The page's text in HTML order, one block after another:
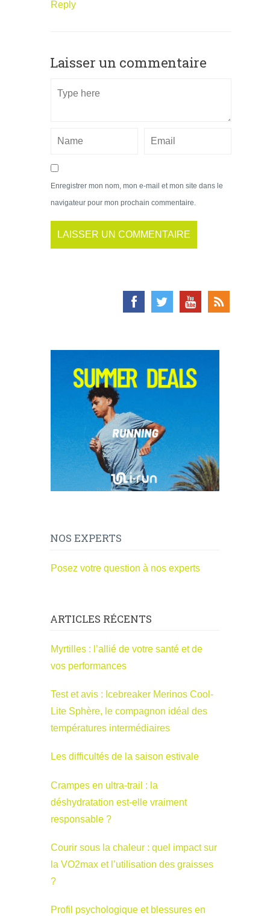
Reply
Laisser un commentaire
Enregistrer mon nom, mon e-mail et mon site dans le
navigateur pour mon prochain commentaire.
NOS EXPERTS
Posez votre question à nos experts
ARTICLES RÉCENTS
Myrtilles : l’allié de votre santé et de
vos performances
Test et avis : Icebreaker Merinos Cool-
Lite Sphère, le compagnon idéal des
températures intermédiaires
Les difficultés de la saison estivale
Crampes en ultra-trail : la
déshydratation est-elle vraiment
responsable ?
Courir sous la chaleur : quel impact sur
la VO2max et l’utilisation des graisses
?
Profil psychologique et blessures en